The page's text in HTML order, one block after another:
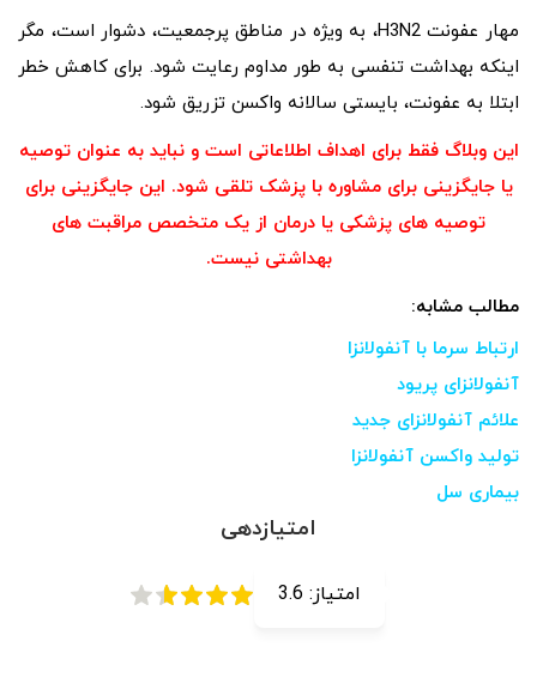
مهار عفونت H3N2، به ویژه در مناطق پرجمعیت، دشوار است، مگر
اینکه بهداشت تنفسی به طور مداوم رعایت شود. برای کاهش خطر
ابتلا به عفونت، بایستی سالانه واکسن تزریق شود.
این وبلاگ فقط برای اهداف اطلاعاتی است و نباید به عنوان توصیه
یا جایگزینی برای مشاوره با پزشک تلقی شود. این جایگزینی برای
توصیه های پزشکی یا درمان از یک متخصص مراقبت های
بهداشتی نیست.
مطالب مشابه:
ارتباط سرما با آنفولانزا
آنفولانزای پریود
علائم آنفولانزای جدید
تولید واکسن آنفولانزا
بیماری سل
امتیازدهی
امتیاز: 3.6